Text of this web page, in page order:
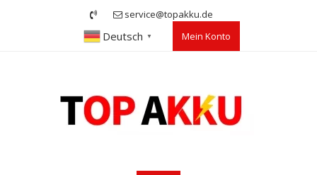
service@topakku.de
Deutsch ▼ Mein Konto